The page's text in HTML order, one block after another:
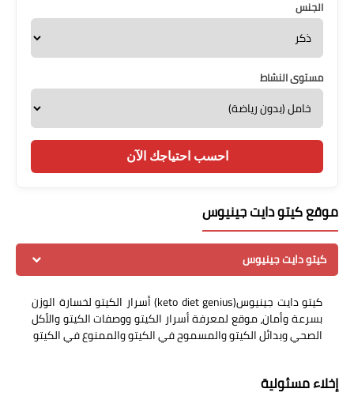
الجنس
مستوى النشاط
احسب احتياجك الآن
موقع كيتو دايت جينيوس
كيتو دايت جينيوس
كيتو دايت جينيوس(keto diet genius) أسرار الكيتو لخسارة الوزن
بسرعة وأمان، موقع لمعرفة أسرار الكيتو ووصفات الكيتو والأكل
الصحي وبدائل الكيتو والمسموح في الكيتو والممنوع في الكيتو
إخلاء مسئولية